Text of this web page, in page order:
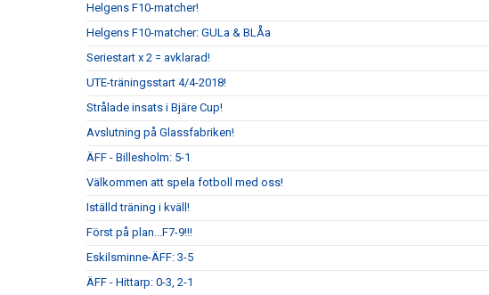
Helgens F10-matcher!
Helgens F10-matcher: GULa & BLÅa
Seriestart x 2 = avklarad!
UTE-träningsstart 4/4-2018!
Strålade insats i Bjäre Cup!
Avslutning på Glassfabriken!
ÄFF - Billesholm: 5-1
Välkommen att spela fotboll med oss!
Iställd träning i kväll!
Först på plan...F7-9!!!
Eskilsminne-ÄFF: 3-5
ÄFF - Hittarp: 0-3, 2-1